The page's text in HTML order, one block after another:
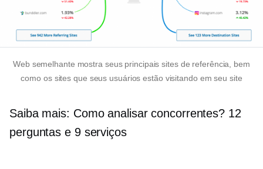
Web semelhante mostra seus principais sites de referência, bem
como os sites que seus usuários estão visitando em seu site
Saiba mais: Como analisar concorrentes? 12
perguntas e 9 serviços